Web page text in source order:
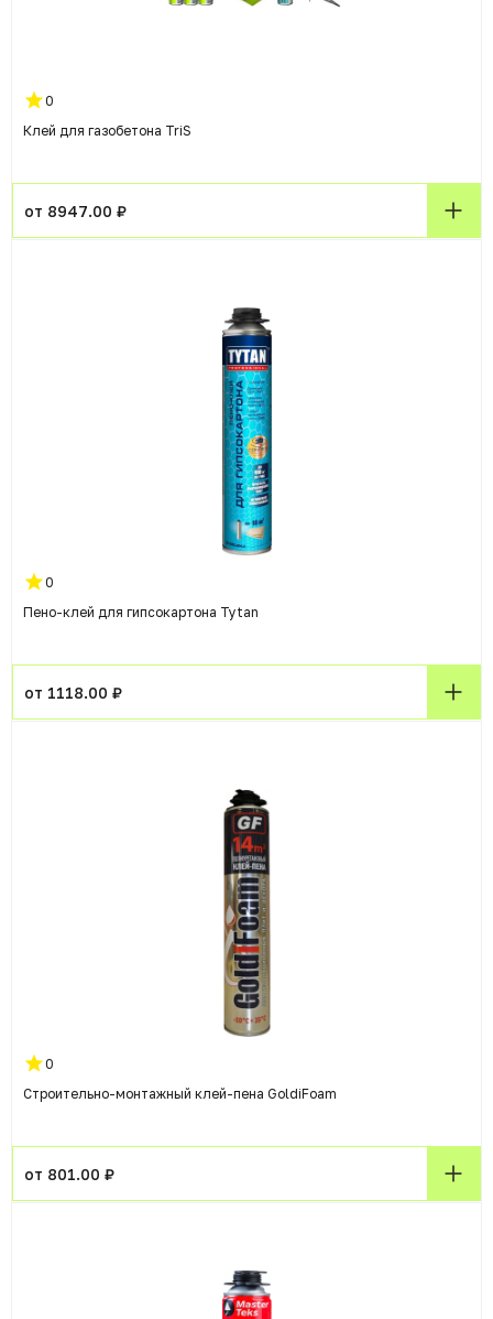
0
Клей для газобетона TriS
от 8947.00 ₽
0
Пено-клей для гипсокартона Tytan
от 1118.00 ₽
0
Строительно-монтажный клей-пена GoldiFoam
от 801.00 ₽